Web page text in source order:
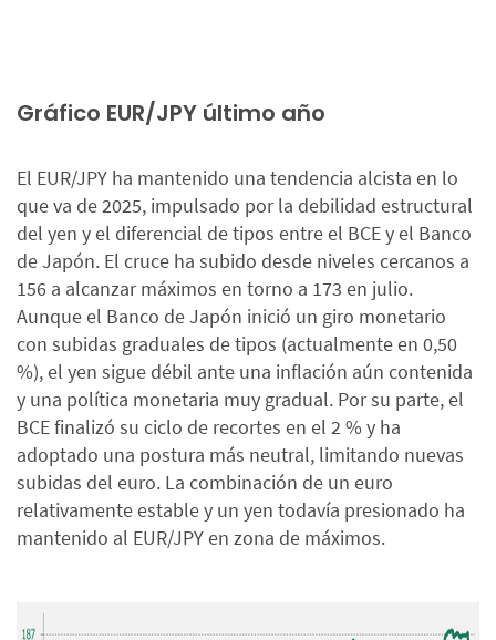
Gráfico EUR/JPY último año
El EUR/JPY ha mantenido una tendencia alcista en lo
que va de 2025, impulsado por la debilidad estructural
del yen y el diferencial de tipos entre el BCE y el Banco
de Japón. El cruce ha subido desde niveles cercanos a
156 a alcanzar máximos en torno a 173 en julio.
Aunque el Banco de Japón inició un giro monetario
con subidas graduales de tipos (actualmente en 0,50
%), el yen sigue débil ante una inflación aún contenida
y una política monetaria muy gradual. Por su parte, el
BCE finalizó su ciclo de recortes en el 2 % y ha
adoptado una postura más neutral, limitando nuevas
subidas del euro. La combinación de un euro
relativamente estable y un yen todavía presionado ha
mantenido al EUR/JPY en zona de máximos.